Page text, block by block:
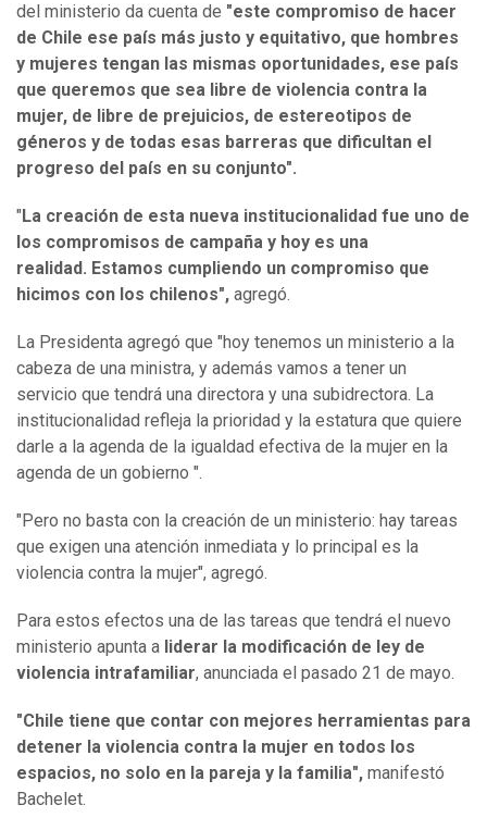
del ministerio da cuenta de "este compromiso de hacer
de Chile ese país más justo y equitativo, que hombres
y mujeres tengan las mismas oportunidades, ese país
que queremos que sea libre de violencia contra la
mujer, de libre de prejuicios, de estereotipos de
géneros y de todas esas barreras que dificultan el
progreso del país en su conjunto".
" La creación de esta nueva institucionalidad fue uno de
los compromisos de campaña y hoy es una
realidad. Estamos cumpliendo un compromiso que
hicimos con los chilenos", agregó.
La Presidenta agregó que "hoy tenemos un ministerio a la
cabeza de una ministra, y además vamos a tener un
servicio que tendrá una directora y una subidrectora. La
institucionalidad refleja la prioridad y la estatura que quiere
darle a la agenda de la igualdad efectiva de la mujer en la
agenda de un gobierno ".
"Pero no basta con la creación de un ministerio: hay tareas
que exigen una atención inmediata y lo principal es la
violencia contra la mujer", agregó.
Para estos efectos una de las tareas que tendrá el nuevo
ministerio apunta a liderar la modificación de ley de
violencia intrafamiliar, anunciada el pasado 21 de mayo.
"Chile tiene que contar con mejores herramientas para
detener la violencia contra la mujer en todos los
espacios, no solo en la pareja y la familia", manifestó
Bachelet.